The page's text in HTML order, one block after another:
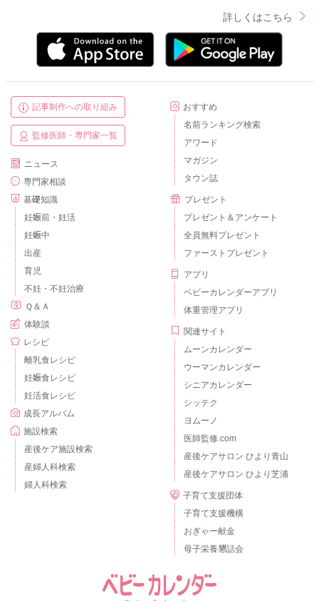
詳しくはこちら
記事制作への取り組み
監修医師・専門家一覧
ニュース
専門家相談
基礎知識
妊娠前・妊活
妊娠中
出産
育児
不妊・不妊治療
Ｑ＆Ａ
体験談
レシピ
離乳食レシピ
妊娠食レシピ
妊活食レシピ
成長アルバム
施設検索
産後ケア施設検索
産婦人科検索
婦人科検索
おすすめ
名前ランキング検索
アワード
マガジン
タウン誌
プレゼント
プレゼント＆アンケート
全員無料プレゼント
ファーストプレゼント
アプリ
ベビーカレンダーアプリ
体重管理アプリ
関連サイト
ムーンカレンダー
ウーマンカレンダー
シニアカレンダー
シッテク
ヨムーノ
医師監修.com
産後ケアサロン ひより青山
産後ケアサロン ひより芝浦
子育て支援団体
子育て支援機構
おぎゃー献金
母子栄養懇話会